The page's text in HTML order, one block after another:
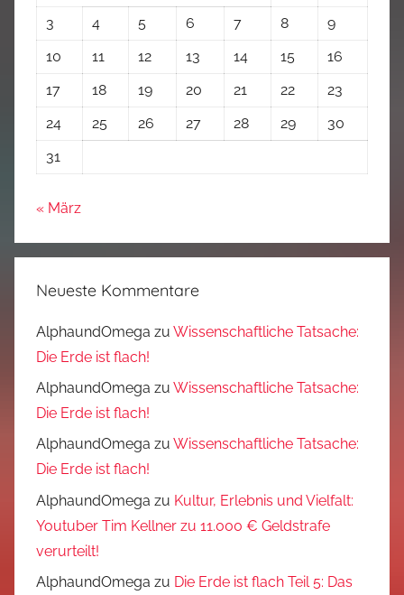
3
4 5 6 7 8
9
10
11 12 13 14 15
16
17
18 19 20 21 22
23
24
25 26 27 28 29
30
31
« März
Neueste Kommentare
AlphaundOmega zu Wissenschaftliche Tatsache:
Die Erde ist flach!
AlphaundOmega zu Wissenschaftliche Tatsache:
Die Erde ist flach!
AlphaundOmega zu Wissenschaftliche Tatsache:
Die Erde ist flach!
AlphaundOmega zu Kultur, Erlebnis und Vielfalt:
Youtuber Tim Kellner zu 11.000 € Geldstrafe
verurteilt!
AlphaundOmega zu Die Erde ist flach Teil 5: Das